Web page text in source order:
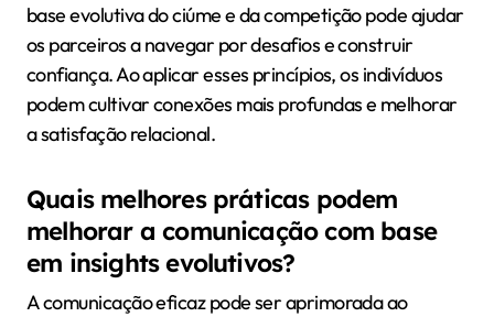
base evolutiva do ciúme e da competição pode ajudar
os parceiros a navegar por desafios e construir
confiança. Ao aplicar esses princípios, os indivíduos
podem cultivar conexões mais profundas e melhorar
a satisfação relacional.
Quais melhores práticas podem
melhorar a comunicação com base
em insights evolutivos?
A comunicação eficaz pode ser aprimorada ao